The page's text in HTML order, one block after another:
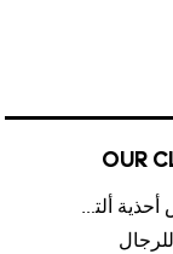
OUR
اديداس أحذية ألترا بوست للرجال